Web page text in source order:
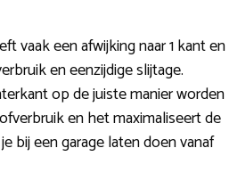
vaak een afwijking naar 1 kant en
en eenzijdige slijtage.
op de juiste manier worden
en het maximaliseert de
bij een garage laten doen vanaf